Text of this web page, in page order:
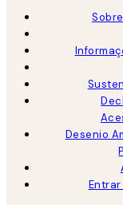
Desenio
Entrar